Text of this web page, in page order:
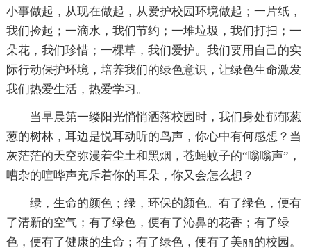
小事做起，从现在做起，从爱护校园环境做起；一片纸，
我们捡起；一滴水，我们节约；一堆垃圾，我们打扫；一
朵花，我们珍惜；一棵草，我们爱护。我们要用自己的实
际行动保护环境，培养我们的绿色意识，让绿色生命激发
我们热爱生活，热爱学习。
当早晨第一缕阳光悄悄洒落校园时，我们身处郁郁葱
葱的树林，耳边是悦耳动听的鸟声，你心中有何感想？当
灰茫茫的天空弥漫着尘土和黑烟，苍蝇蚊子的“嗡嗡声”，
嘈杂的喧哗声充斥着你的耳朵，你又会怎么想？
绿，生命的颜色；绿，环保的颜色。有了绿色，便有
了清新的空气；有了绿色，便有了沁鼻的花香；有了绿
色，便有了健康的生命；有了绿色，便有了美丽的校园。